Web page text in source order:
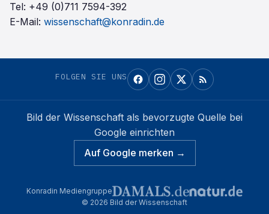
Tel: +49 (0)711 7594-392
E-Mail: wissenschaft@konradin.de
FOLGEN SIE UNS
Bild der Wissenschaft als bevorzugte Quelle bei
Google einrichten
Auf Google merken →
Konradin Mediengruppe
© 2026 Bild der Wissenschaft